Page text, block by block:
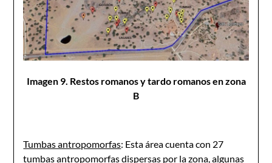
Imagen 9. Restos romanos y tardo romanos en zona
B
Tumbas antropomorfas: Esta área cuenta con 27
tumbas antropomorfas dispersas por la zona, algunas